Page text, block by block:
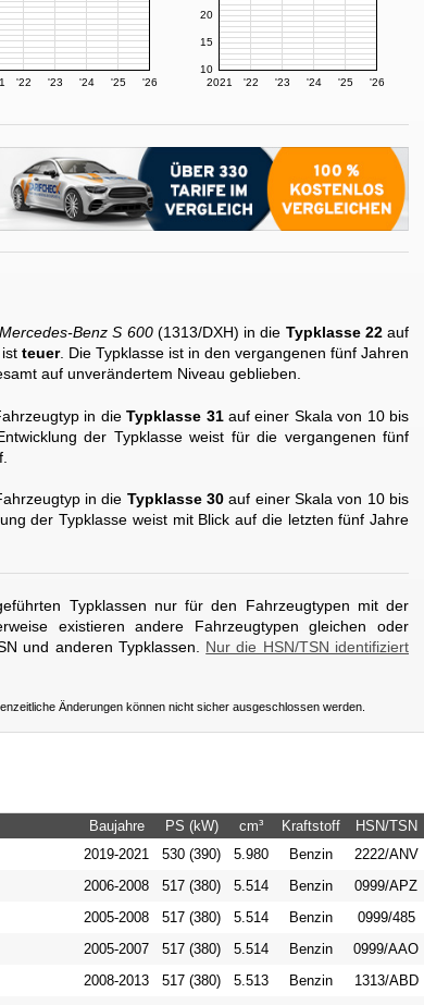
'22 '23 '24 '25 '26 2021 '22 '23 '24 '25 '26
10
15
20
Mercedes-Benz S 600(1313/DXH) in die Typklasse 22auf
teuer. Die Typklasse ist in den vergangenen fünf Jahren
auf unverändertem Niveau geblieben.
in dieTypklasse 31auf einer Skala von 10 bis
der Typklasse weist für die vergangenen fünf
in die Typklasse 30 auf einer Skala von 10 bis
der Typklasse weist mit Blick auf die letzten fünf Jahre
Typklassen nur für den Fahrzeugtypen mit der
existieren andere Fahrzeugtypen gleichen oder
und anderen Typklassen. Nur die HSN/TSN identifiziert
Änderungen können nicht sicher ausgeschlossen werden.
Baujahre PS (kW) cm³ Kraftstoff
HSN/TSN
2019-2021 530 (390) 5.980 Benzin
2222/ANV
2006-2008 517 (380) 5.514 Benzin
0999/APZ
2005-2008 517 (380) 5.514 Benzin
0999/485
2005-2007 517 (380) 5.514 Benzin
0999/AAO
2008-2013 517 (380) 5.513 Benzin
1313/ABD